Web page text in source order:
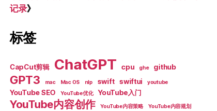
记录》
标签
CapCut剪辑 ChatGPT cpu ghe github
GPT3 mac Mac OS nlp swift swiftui youtube
YouTube SEO YouTube优化 YouTube入门
YouTube内容创作 YouTube内容策略 YouTube内容规划